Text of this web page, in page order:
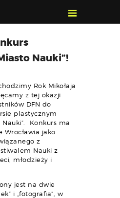
Nauki”!
Rok Mikołaja
z tej okazji
DFN do
plastycznym
Nauki”. Konkurs ma
Wrocławia jako
z
Nauki z
młodzieży i
jest na dwie
i „fotografia”, w